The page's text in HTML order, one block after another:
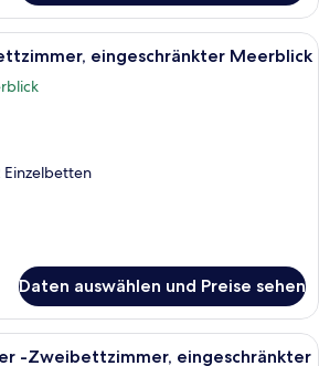
Ein Hotelzimmer mit Bett,
eingeschränkter Meerblick
Einzelbetten
Daten auswählen und Preise sehen
Superior-Doppel- oder -
-Zweibettzimmer, eingeschränkter